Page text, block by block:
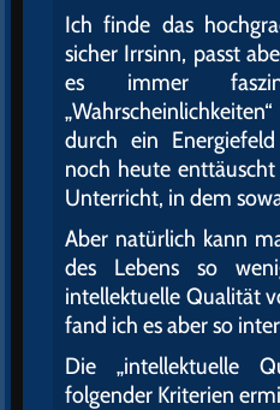
Ich finde das
sicher Irrsinn, passt
es immer
durch ein
noch heute
Unterricht, in dem
Aber natürlich kann
des Lebens so
intellektuelle Qualität
fand ich es aber so
Die „intellektuelle
folgender Kriterien